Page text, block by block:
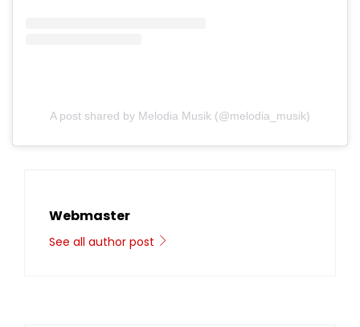
A post shared by Melodia Musik (@melodia_musik)
Webmaster
See all author post